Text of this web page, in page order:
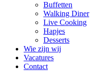
Buffetten
Walking Diner
Live Cooking
Hapjes
Desserts
Wie zijn wij
Vacatures
Contact